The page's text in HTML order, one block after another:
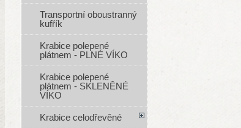
Transportní oboustranný
kufřík
Krabice polepené
plátnem - PLNÉ VÍKO
Krabice polepené
plátnem - SKLENĚNÉ
VÍKO
Krabice celodřevěné